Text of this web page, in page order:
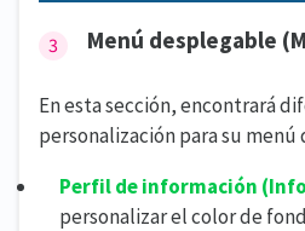
Menú desplegable
En esta sección, encontrará
personalización para su
Perfil de información (
personalizar el color de